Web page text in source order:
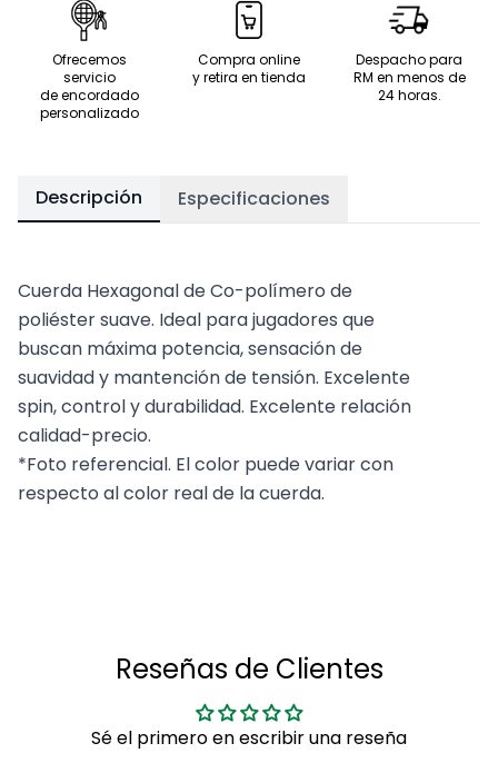
Ofrecemos
servicio
de encordado
personalizado
Compra online
y retira en tienda
Despacho para
RM en menos de
24 horas.
Descripción Especificaciones
Cuerda Hexagonal de Co-polímero de
poliéster suave. Ideal para jugadores que
buscan máxima potencia, sensación de
suavidad y mantención de tensión. Excelente
spin, control y durabilidad. Excelente relación
calidad-precio.
*Foto referencial. El color puede variar con
respecto al color real de la cuerda.
Reseñas de Clientes
Sé el primero en escribir una reseña